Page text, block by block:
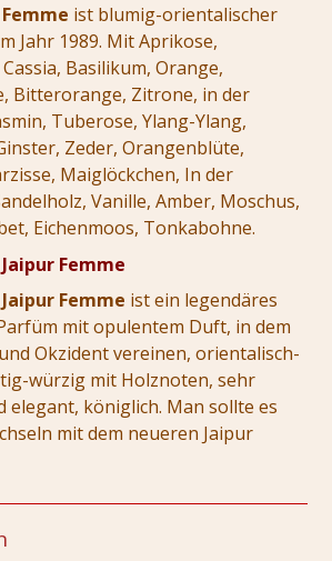
ist blumig-orientalischer
Jahr 1989. Mit Aprikose,
Basilikum, Orange,
Bitterorange, Zitrone, in der
Tuberose, Ylang-Ylang,
Zeder, Orangenblüte,
Maiglöckchen, In der
Vanille, Amber, Moschus,
Eichenmoos, Tonkabohne.
Femme
Femme ist ein legendäres
mit opulentem Duft, in dem
Okzident vereinen, orientalisch-
würzig mit Holznoten, sehr
elegant, königlich. Man sollte es
mit dem neueren Jaipur